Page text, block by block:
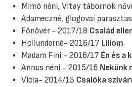
Mimó néni, Vitay tábornok
Adameczné, glogovai
Főnővér - 2017/18 Család
Hollunderné- 2016/17 Liliom
Madam Fini - 2016/17 Én és a
Annus néni - 2015/16 Nekünk
Viola- 2014/15 Csalóka